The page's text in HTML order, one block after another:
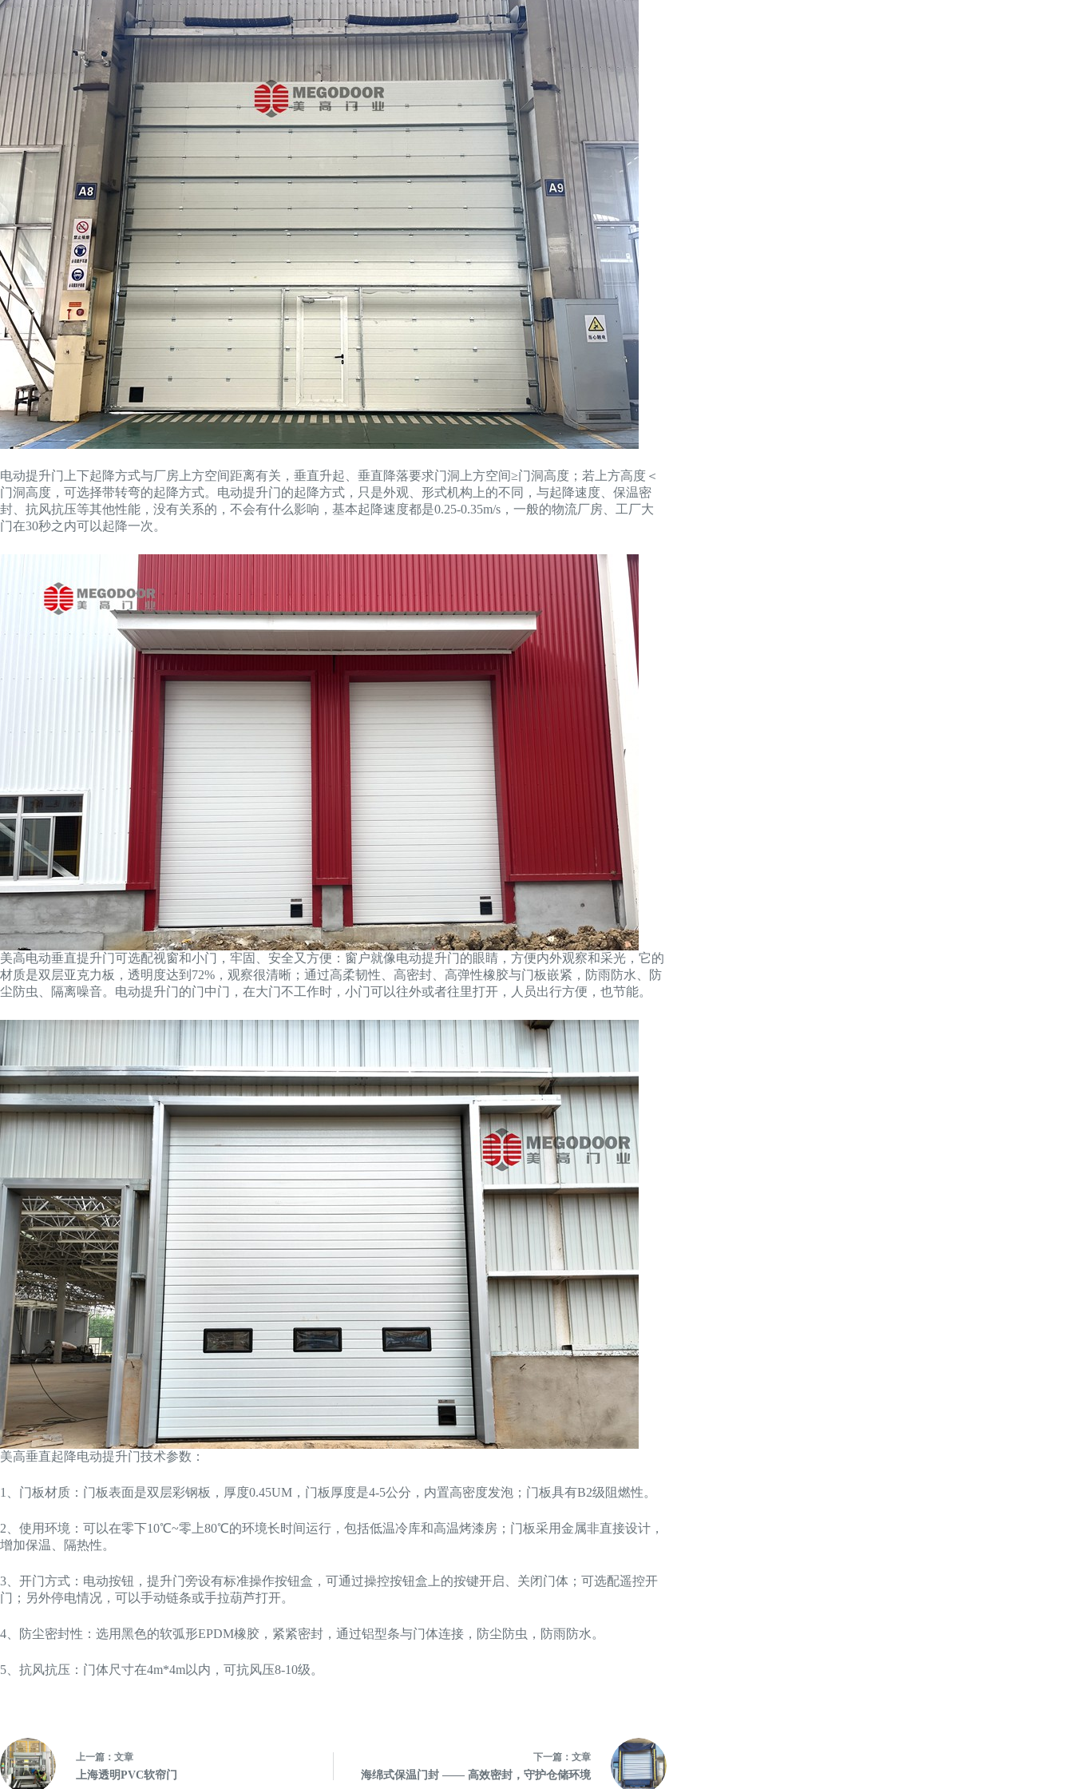
电动提升门上下起降方式与厂房上方空间距离有关，垂直升起、垂直降落要求门洞上方空间≥门洞高度；若上方高度＜
门洞高度，可选择带转弯的起降方式。电动提升门的起降方式，只是外观、形式机构上的不同，与起降速度、保温密
封、抗风抗压等其他性能，没有关系的，不会有什么影响，基本起降速度都是0.25-0.35m/s，一般的物流厂房、工厂大
门在30秒之内可以起降一次。
美高电动垂直提升门可选配视窗和小门，牢固、安全又方便：窗户就像电动提升门的眼睛，方便内外观察和采光，它的
材质是双层亚克力板，透明度达到72%，观察很清晰；通过高柔韧性、高密封、高弹性橡胶与门板嵌紧，防雨防水、防
尘防虫、隔离噪音。电动提升门的门中门，在大门不工作时，小门可以往外或者往里打开，人员出行方便，也节能。
美高垂直起降电动提升门技术参数：
1、门板材质：门板表面是双层彩钢板，厚度0.45UM，门板厚度是4-5公分，内置高密度发泡；门板具有B2级阻燃性。
2、使用环境：可以在零下10℃~零上80℃的环境长时间运行，包括低温冷库和高温烤漆房；门板采用金属非直接设计，
增加保温、隔热性。
3、开门方式：电动按钮，提升门旁设有标准操作按钮盒，可通过操控按钮盒上的按键开启、关闭门体；可选配遥控开
门；另外停电情况，可以手动链条或手拉葫芦打开。
4、防尘密封性：选用黑色的软弧形EPDM橡胶，紧紧密封，通过铝型条与门体连接，防尘防虫，防雨防水。
5、抗风抗压：门体尺寸在4m*4m以内，可抗风压8-10级。
上一篇： 文章
上海透明PVC软帘门
下一篇： 文章
海绵式保温门封 —— 高效密封，守护仓储环境